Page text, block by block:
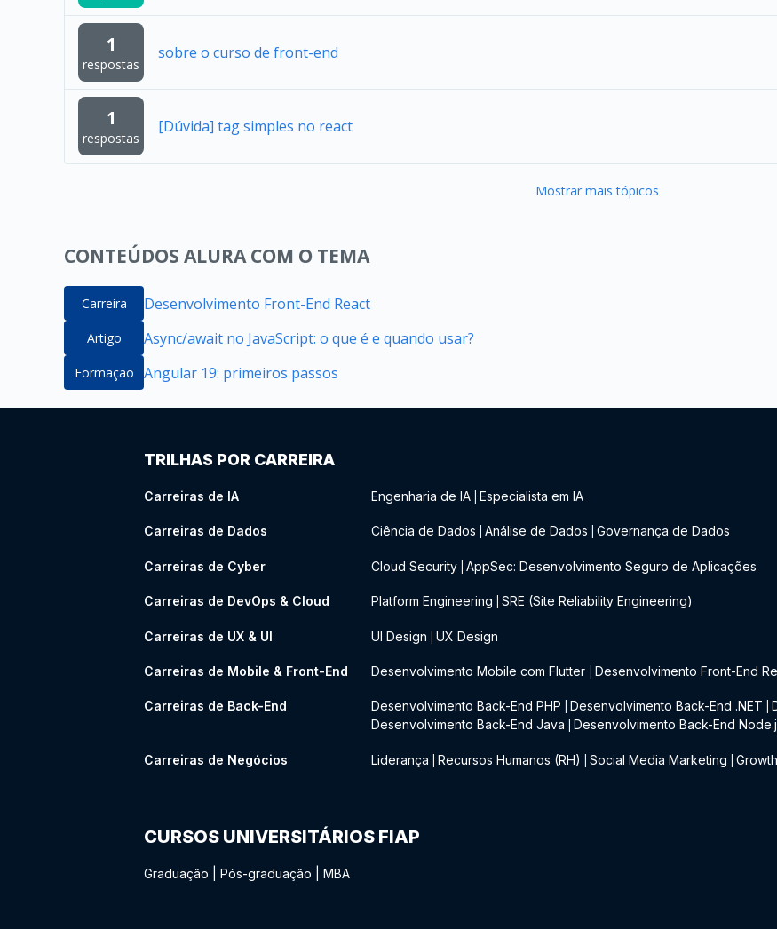
1
respostas
sobre o curso de front-end
1
respostas
[Dúvida] tag simples no react
Mostrar mais tópicos
CONTEÚDOS ALURA COM O TEMA
Carreira Desenvolvimento Front-End React
Artigo Async/await no JavaScript: o que é e quando usar?
Formação Angular 19: primeiros passos
TRILHAS POR CARREIRA
Carreiras de IA Engenharia de IA Especialista em IA
Carreiras de Dados Ciência de Dados Análise de Dados Governança de Dados
Carreiras de Cyber Cloud Security AppSec: Desenvolvimento Seguro de Aplicações
Carreiras de DevOps & Cloud Platform Engineering SRE (Site Reliability Engineering)
Carreiras de UX & UI UI Design UX Design
Carreiras de Mobile & Front-End Desenvolvimento Mobile com Flutter Desenvolvimento Front-End
Carreiras de Back-End Desenvolvimento Back-End PHP Desenvolvimento Back-End .NET
Desenvolvimento Back-End Java Desenvolvimento Back-End
Carreiras de Negócios Liderança Recursos Humanos (RH) Social Media Marketing
CURSOS UNIVERSITÁRIOS FIAP
Graduação Pós-graduação MBA